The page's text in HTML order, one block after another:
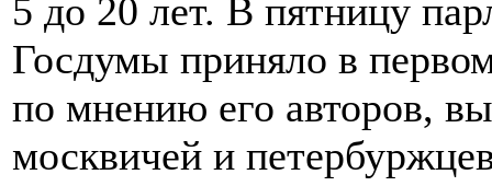
5 до 20 лет. В пятницу
Госдумы приняло в
по мнению его авторов,
москвичей и